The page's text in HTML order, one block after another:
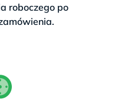
pokarmowych.
testy w 1 pakiecie –
roboczego po